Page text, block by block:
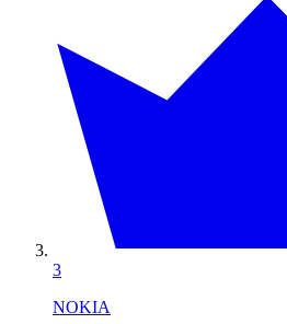
3
NOKIA